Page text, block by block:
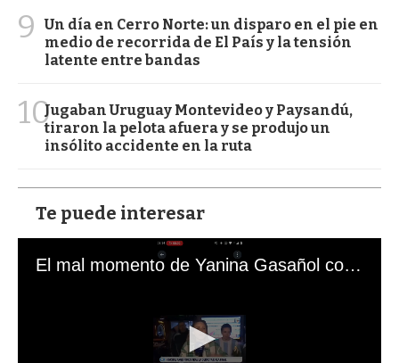
9
Un día en Cerro Norte: un disparo en el pie en
medio de recorrida de El País y la tensión
latente entre bandas
10Jugaban Uruguay Montevideo y Paysandú,
tiraron la pelota afuera y se produjo un
insólito accidente en la ruta
Te puede interesar
El mal momento de Yanina Gasañol con un hincha argentino en "Subrayado"